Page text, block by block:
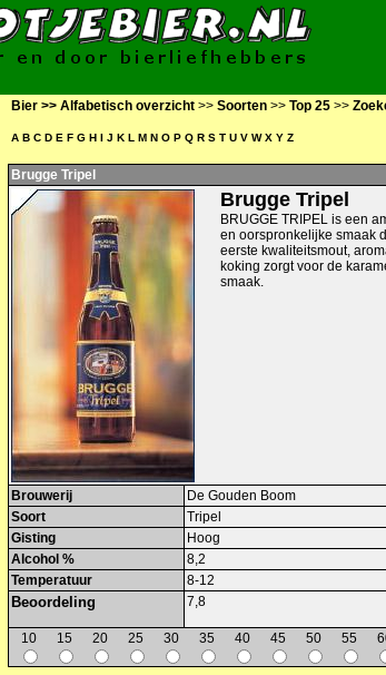
Bier >> Alfabetisch overzicht >> Soorten >> Top 25 >>
A B C D E F G H I J K L M N O P Q R S T U V W X Y Z
Brugge Tripel
Brugge Tripel
BRUGGE TRIPEL is een
en oorspronkelijke smaak
eerste kwaliteitsmout,
koking zorgt voor de
smaak.
Brouwerij
De Gouden Boom
Soort
Tripel
Gisting
Hoog
Alcohol %
8,2
Temperatuur
8-12
Beoordeling 7,8
10 15 20 25 30 35 40 45 50 55